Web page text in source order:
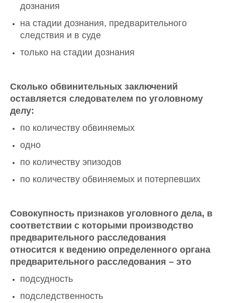
дознания
на стадии дознания, предварительного
следствия и в суде
только на стадии дознания
Сколько обвинительных заключений
оставляется следователем по уголовному
делу:
по количеству обвиняемых
одно
по количеству эпизодов
по количеству обвиняемых и потерпевших
Совокупность признаков уголовного дела, в
соответствии с которыми производство
предварительного расследования
относится к ведению определенного органа
предварительного расследования – это
подсудность
подследственность